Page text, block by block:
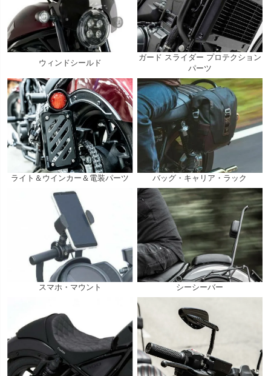
ウィンドシールド
ガード スライダー プロテクション
パーツ
ライト＆ウインカー＆電装パーツ バッグ・キャリア・ラック
スマホ・マウント シーシーバー